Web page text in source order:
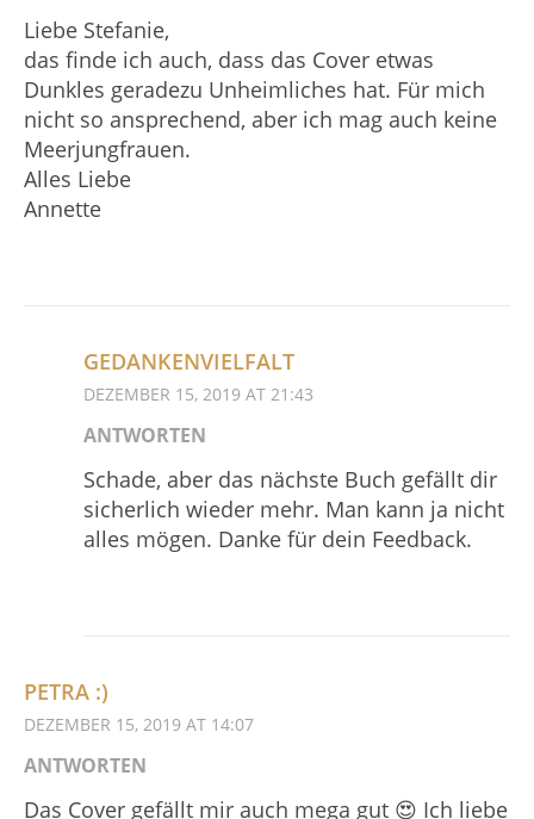
Liebe Stefanie,
das finde ich auch, dass das Cover etwas
Dunkles geradezu Unheimliches hat. Für mich
nicht so ansprechend, aber ich mag auch keine
Meerjungfrauen.
Alles Liebe
Annette
GEDANKENVIELFALT
DEZEMBER 15, 2019 AT 21:43
ANTWORTEN
Schade, aber das nächste Buch gefällt dir
sicherlich wieder mehr. Man kann ja nicht
alles mögen. Danke für dein Feedback.
PETRA :)
DEZEMBER 15, 2019 AT 14:07
ANTWORTEN
Das Cover gefällt mir auch mega gut 😍 Ich liebe